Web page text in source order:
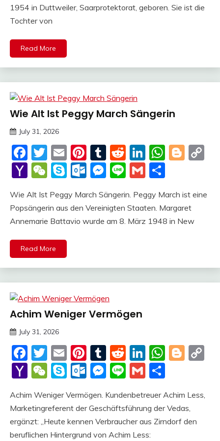
1954 in Duttweiler, Saarprotektorat, geboren. Sie ist die
Tochter von
Read More
Trends
Wie Alt Ist Peggy March Sängerin
July 31, 2026
Facebook
Twitter
EmailPinterest
Tumblr
Reddit
LinkedIn
Yahoo
WeChat
SkypeOutlook.com
Messenger
LineGmail
Wie Alt Ist Peggy March Sängerin. Peggy March ist eine
Popsängerin aus den Vereinigten Staaten. Margaret
Annemarie Battavio wurde am 8. März 1948 in New
Read More
Trends
Achim Weniger Vermögen
July 31, 2026
Facebook
Twitter
EmailPinterest
Tumblr
Reddit
LinkedIn
Yahoo
WeChat
SkypeOutlook.com
Messenger
LineGmail
Achim Weniger Vermögen. Kundenbetreuer Achim Less,
Marketingreferent der Geschäftsführung der Vedas,
ergänzt: „Heute kennen Verbraucher aus Zirndorf den
beruflichen Hintergrund von Achim Less: